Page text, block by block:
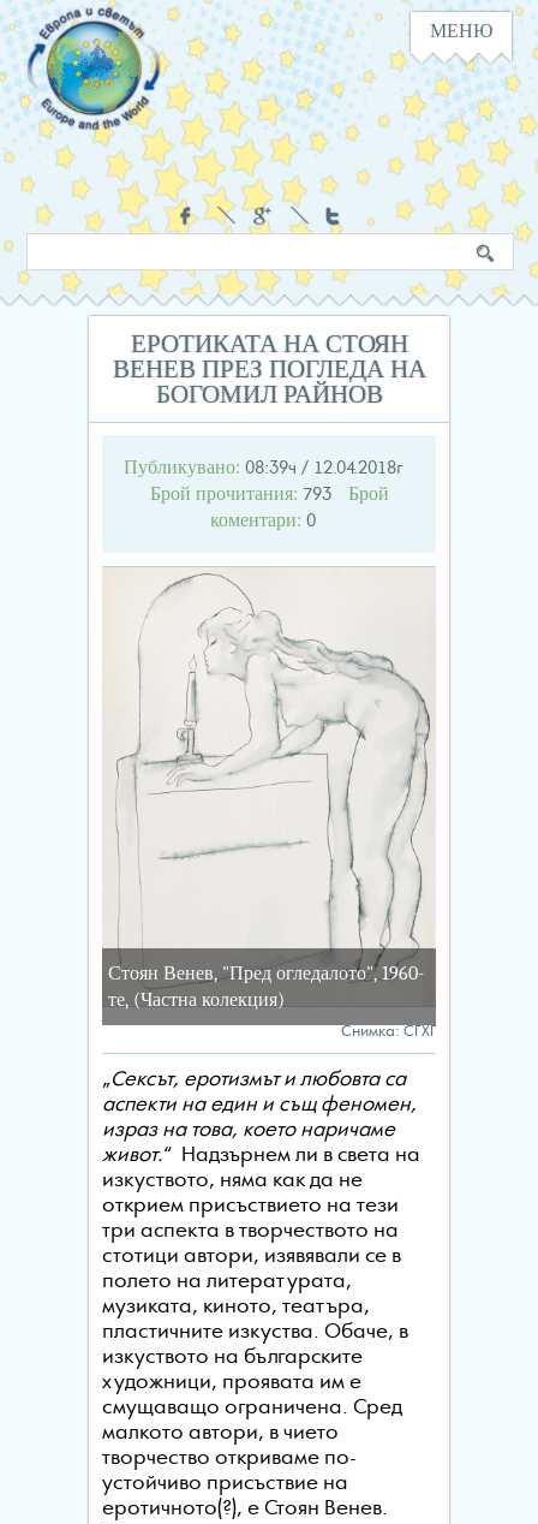
Навигация
МЕНЮ
Социални
в
сайта
дума
ЕРОТИКАТА НА СТОЯН
ВЕНЕВ ПРЕЗ ПОГЛЕДА НА
БОГОМИЛ РАЙНОВ
Публикувано: 08:39ч / 12.04.2018г
Брой прочитания: 793
Брой
коментари: 0
Стоян Венев, "Пред огледалото", 1960-
те, (Частна колекция)
Снимка: СГХГ
„Сексът, еротизмът и любовта са
аспекти на един и същ феномен,
израз на това, което наричаме
живот.“ Надзърнем ли в света на
изкуството, няма как да не
открием присъствието на тези
три аспекта в творчеството на
стотици автори, изявявали се в
полето на литературата,
музиката, киното, театъра,
пластичните изкуства. Обаче, в
изкуството на българските
художници, проявата им е
смущаващо ограничена. Сред
малкото автори, в чието
творчество откриваме по-
устойчиво присъствие на
еротичното(?), е Стоян Венев.